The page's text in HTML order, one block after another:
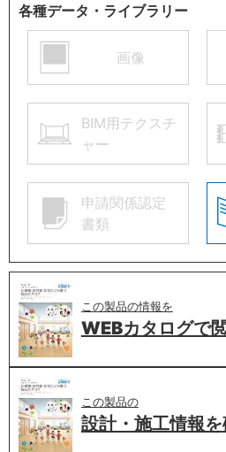
各種データ・ライブラリー
画像
BIM用テクスチ
ャー
申請関係認定
書類
この製品の情報を
WEBカタログで
この製品の
設計・施工情報を